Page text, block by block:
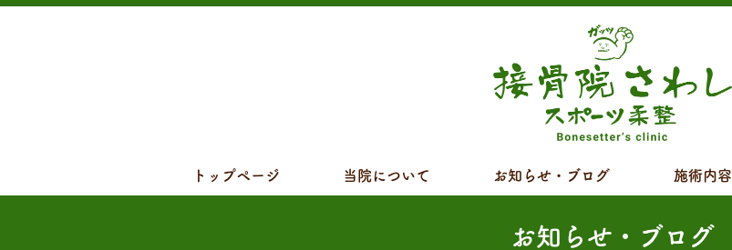
トップページ 当院について お知らせ・ブログ 施術内容
お知らせ・ブログ